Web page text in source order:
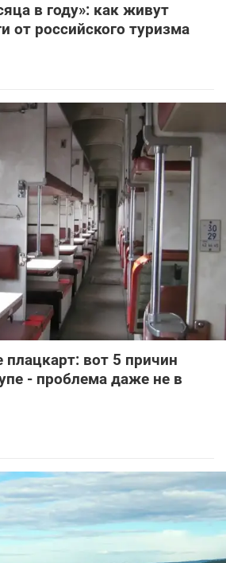
в году»: как живут
от российского туризма
плацкарт: вот 5 причин
- проблема даже не в